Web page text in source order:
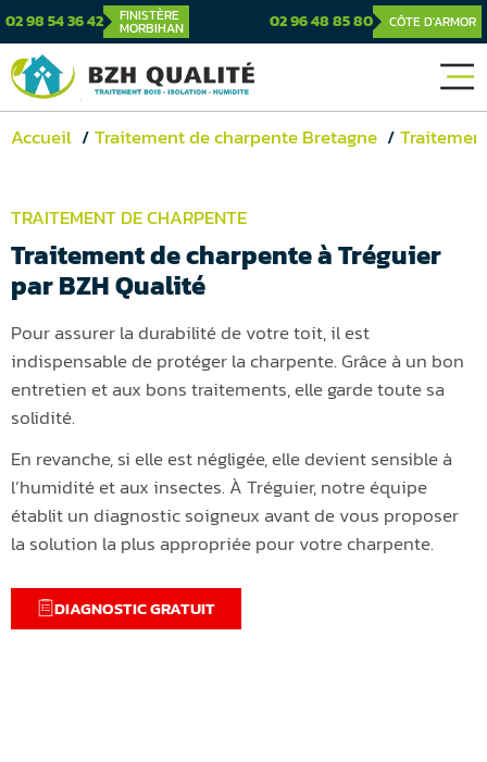
02 98 54 36 42 FINISTÈRE
MORBIHAN 02 96 48 85 80 CÔTE D'ARMOR
Accueil Traitement de charpente Bretagne
TRAITEMENT DE CHARPENTE
Traitement de charpente à Tréguier
par BZH Qualité
Pour assurer la durabilité de votre toit, il est
indispensable de protéger la charpente. Grâce à un bon
entretien et aux bons traitements, elle garde toute sa
solidité.
En revanche, si elle est négligée, elle devient sensible à
l’humidité et aux insectes. À Tréguier, notre équipe
établit un diagnostic soigneux avant de vous proposer
la solution la plus appropriée pour votre charpente.
DIAGNOSTIC GRATUIT